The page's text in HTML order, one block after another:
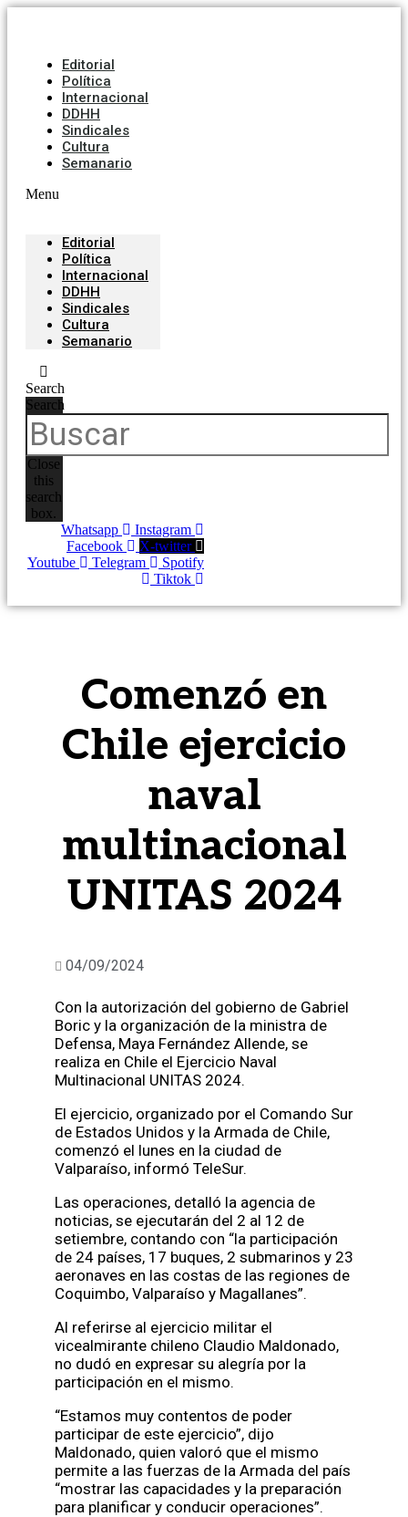
Editorial
Política
Internacional
DDHH
Sindicales
Cultura
Semanario
Menu
Editorial
Política
Internacional
DDHH
Sindicales
Cultura
Semanario
Search
Search
Close
this
search
box.
Whatsapp
Instagram
Facebook
X-twitter
Youtube
Telegram
Spotify
Tiktok
Comenzó en
Chile ejercicio
naval
multinacional
UNITAS 2024
04/09/2024
Con la autorización del gobierno de Gabriel
Boric y la organización de la ministra de
Defensa, Maya Fernández Allende, se
realiza en Chile el Ejercicio Naval
Multinacional UNITAS 2024.
El ejercicio, organizado por el Comando Sur
de Estados Unidos y la Armada de Chile,
comenzó el lunes en la ciudad de
Valparaíso, informó TeleSur.
Las operaciones, detalló la agencia de
noticias, se ejecutarán del 2 al 12 de
setiembre, contando con “la participación
de 24 países, 17 buques, 2 submarinos y 23
aeronaves en las costas de las regiones de
Coquimbo, Valparaíso y Magallanes”.
Al referirse al ejercicio militar el
vicealmirante chileno Claudio Maldonado,
no dudó en expresar su alegría por la
participación en el mismo.
“Estamos muy contentos de poder
participar de este ejercicio”, dijo
Maldonado, quien valoró que el mismo
permite a las fuerzas de la Armada del país
“mostrar las capacidades y la preparación
para planificar y conducir operaciones”.